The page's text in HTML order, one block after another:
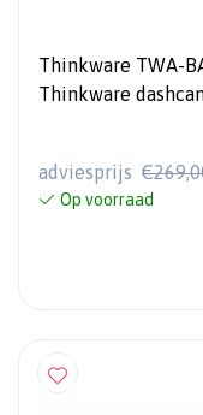
Thinkware TWA-
Thinkware
adviesprijs
Op voorraad